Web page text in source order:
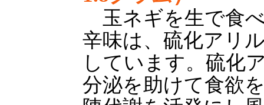
玉ネギを生で食
辛味は、硫化アリ
しています。硫化
分泌を助けて食欲